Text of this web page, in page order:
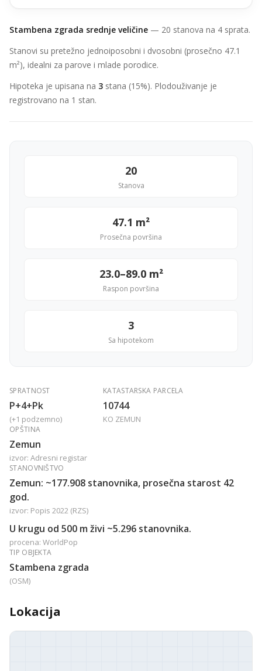
Stambena zgrada srednje veličine — 20 stanova na 4 sprata.
Stanovi su pretežno jednoiposobni i dvosobni (prosečno 47.1
m²), idealni za parove i mlade porodice.
Hipoteka je upisana na 3 stana (15%). Plodouživanje je
registrovano na 1 stan.
20
Stanova
47.1 m²
Prosečna površina
23.0–89.0 m²
Raspon površina
3
Sa hipotekom
SPRATNOST
P+4+Pk
(+1 podzemno)
KATASTARSKA PARCELA
10744
KO ZEMUN
OPŠTINA
Zemun
izvor: Adresni registar
STANOVNIŠTVO
Zemun: ~177.908 stanovnika, prosečna starost 42
god.
izvor: Popis 2022 (RZS)
U krugu od 500 m živi ~5.296 stanovnika.
procena: WorldPop
TIP OBJEKTA
Stambena zgrada
(OSM)
Lokacija